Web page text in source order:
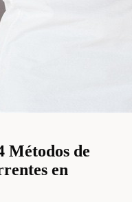
Métodos de
en